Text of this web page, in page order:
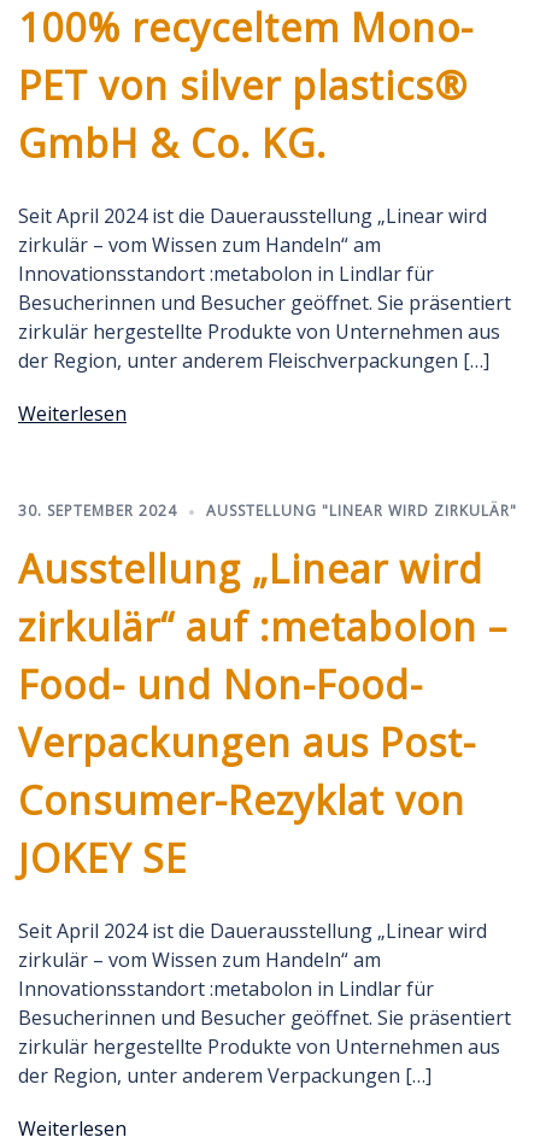
100% recyceltem Mono-
PET von silver plastics®
GmbH & Co. KG.
Seit April 2024 ist die Dauerausstellung „Linear wird
zirkulär – vom Wissen zum Handeln“ am
Innovationsstandort :metabolon in Lindlar für
Besucherinnen und Besucher geöffnet. Sie präsentiert
zirkulär hergestellte Produkte von Unternehmen aus
der Region, unter anderem Fleischverpackungen […]
Weiterlesen
30. SEPTEMBER 2024 AUSSTELLUNG "LINEAR WIRD ZIRKULÄR"
Ausstellung „Linear wird
zirkulär“ auf :metabolon –
Food- und Non-Food-
Verpackungen aus Post-
Consumer-Rezyklat von
JOKEY SE
Seit April 2024 ist die Dauerausstellung „Linear wird
zirkulär – vom Wissen zum Handeln“ am
Innovationsstandort :metabolon in Lindlar für
Besucherinnen und Besucher geöffnet. Sie präsentiert
zirkulär hergestellte Produkte von Unternehmen aus
der Region, unter anderem Verpackungen […]
Weiterlesen